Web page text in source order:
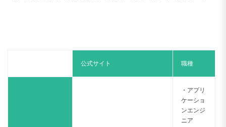
公式サイト 職種
・アプリ
ケーショ
ンエンジ
ニア